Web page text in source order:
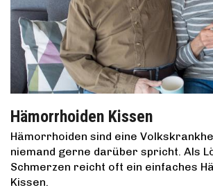
Hämorrhoiden Kissen
Hämorrhoiden sind eine
niemand gerne darüber spricht. Als
Schmerzen reicht oft ein einfaches
Kissen.